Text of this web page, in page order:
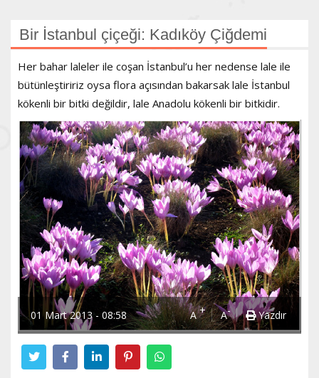
Bir İstanbul çiçeği: Kadıköy Çiğdemi
Her bahar laleler ile coşan İstanbul’u her nedense lale ile
bütünleştiririz oysa flora açısından bakarsak lale İstanbul
kökenli bir bitki değildir, lale Anadolu kökenli bir bitkidir.
01 Mart 2013 - 08:58 A+ A- Yazdır